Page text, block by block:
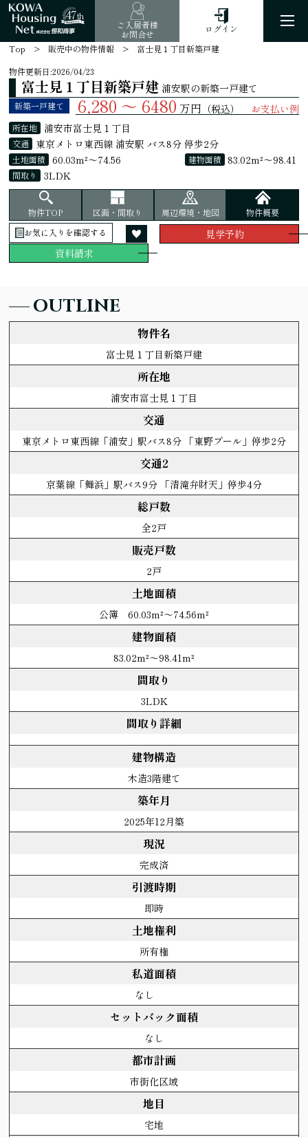
47th
ご入居者様
お問合せ
ログイン
Top
販売中の物件情報
富士見１丁目新築戸建
物件更新日:2026/04/23
富士見１丁目新築戸建 浦安駅の新築一戸建て
新築一戸建て 6,280 ～ 6480万円 （税込） お支払い例
お気に入りを確認する
見学予約
資料請求
所在地 浦安市富士見１丁目
交通 東京メトロ東西線 浦安駅 バス8分 停歩2分
土地面積 60.03m²～74.56 建物面積 83.02m²～98.41
間取り 3LDK
物件TOP 区画・間取り 周辺環境・地図 物件概要
OUTLINE
物件名
富士見１丁目新築戸建
所在地
浦安市富士見１丁目
交通
東京メトロ東西線「浦安」駅バス8分 「東野プール」停歩2分
交通2
京葉線「舞浜」駅バス9分 「清滝弁財天」停歩4分
総戸数
全2戸
販売戸数
2戸
土地面積
公簿 60.03m²～74.56m²
建物面積
83.02m²～98.41m²
間取り
3LDK
間取り詳細
建物構造
木造3階建て
築年月
2025年12月築
現況
完成済
引渡時期
即時
土地権利
所有権
私道面積
なし
セットバック面積
なし
都市計画
市街化区域
地目
宅地